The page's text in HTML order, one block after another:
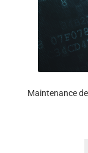
Maintenance